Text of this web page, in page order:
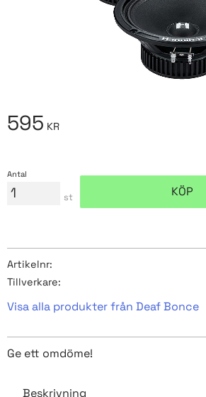
595 KR
Antal
st KÖP
Artikelnr
Tillverkare
Visa alla produkter från Deaf Bonce
Ge ett omdöme!